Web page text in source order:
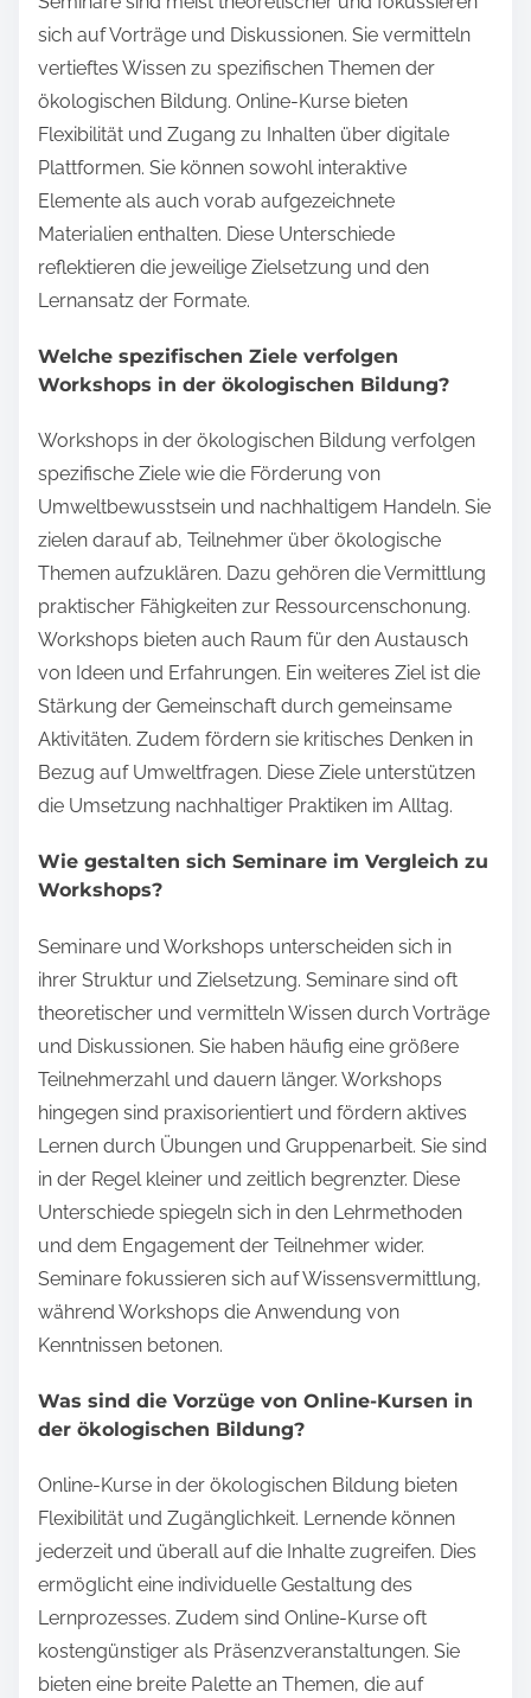
sich auf Vorträge und Diskussionen. Sie vermitteln
vertieftes Wissen zu spezifischen Themen der
ökologischen Bildung. Online-Kurse bieten
Flexibilität und Zugang zu Inhalten über digitale
Plattformen. Sie können sowohl interaktive
Elemente als auch vorab aufgezeichnete
Materialien enthalten. Diese Unterschiede
reflektieren die jeweilige Zielsetzung und den
Lernansatz der Formate.
Welche spezifischen Ziele verfolgen
Workshops in der ökologischen Bildung?
Workshops in der ökologischen Bildung verfolgen
spezifische Ziele wie die Förderung von
Umweltbewusstsein und nachhaltigem Handeln. Sie
zielen darauf ab, Teilnehmer über ökologische
Themen aufzuklären. Dazu gehören die Vermittlung
praktischer Fähigkeiten zur Ressourcenschonung.
Workshops bieten auch Raum für den Austausch
von Ideen und Erfahrungen. Ein weiteres Ziel ist die
Stärkung der Gemeinschaft durch gemeinsame
Aktivitäten. Zudem fördern sie kritisches Denken in
Bezug auf Umweltfragen. Diese Ziele unterstützen
die Umsetzung nachhaltiger Praktiken im Alltag.
Wie gestalten sich Seminare im Vergleich zu
Workshops?
Seminare und Workshops unterscheiden sich in
ihrer Struktur und Zielsetzung. Seminare sind oft
theoretischer und vermitteln Wissen durch Vorträge
und Diskussionen. Sie haben häufig eine größere
Teilnehmerzahl und dauern länger. Workshops
hingegen sind praxisorientiert und fördern aktives
Lernen durch Übungen und Gruppenarbeit. Sie sind
in der Regel kleiner und zeitlich begrenzter. Diese
Unterschiede spiegeln sich in den Lehrmethoden
und dem Engagement der Teilnehmer wider.
Seminare fokussieren sich auf Wissensvermittlung,
während Workshops die Anwendung von
Kenntnissen betonen.
Was sind die Vorzüge von Online-Kursen in
der ökologischen Bildung?
Online-Kurse in der ökologischen Bildung bieten
Flexibilität und Zugänglichkeit. Lernende können
jederzeit und überall auf die Inhalte zugreifen. Dies
ermöglicht eine individuelle Gestaltung des
Lernprozesses. Zudem sind Online-Kurse oft
kostengünstiger als Präsenzveranstaltungen. Sie
bieten eine breite Palette an Themen, die auf